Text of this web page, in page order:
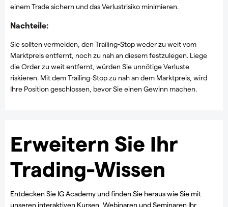
einem Trade sichern und das Verlustrisiko minimieren.
Nachteile:
Sie sollten vermeiden, den Trailing-Stop weder zu weit vom
Marktpreis entfernt, noch zu nah an diesem festzulegen. Liege
die Order zu weit entfernt, würden Sie unnötige Verluste
riskieren. Mit dem Trailing-Stop zu nah an dem Marktpreis, wird
Ihre Position geschlossen, bevor Sie einen Gewinn machen.
Erweitern Sie Ihr
Trading-Wissen
Entdecken Sie IG Academy und finden Sie heraus wie Sie mit
unseren interaktiven Kursen, Webinaren und Seminaren Ihr